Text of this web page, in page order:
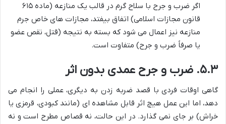
اگر ضرب و جرح با سلاح گرم در قالب یک منازعه (ماده ۶۱۵
قانون مجازات اسلامی) اتفاق بیفتد، مجازات های خاص جرم
منازعه نیز اعمال می شود که بسته به نتیجه (قتل، نقص عضو
یا صرفاً ضرب و جرح) متفاوت است.
۵.۳. ضرب و جرح عمدی بدون اثر
گاهی اوقات فردی با قصد ضربه زدن به دیگری، عملی را انجام می
دهد، اما این عمل هیچ اثر قابل مشاهده ای (مانند کبودی، قرمزی یا
خراش) بر جای نمی گذارد. در این حالت، نه قصاص مطرح است و نه